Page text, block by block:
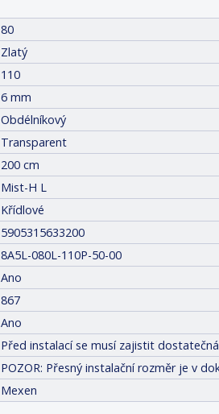
80
Zlatý
110
6 mm
Obdélníkový
Transparent
200 cm
Mist-H L
Křídlové
5905315633200
8A5L-080L-110P-50-00
Ano
867
Ano
Před instalací se musí zajistit
POZOR: Přesný instalační rozměr je v
Mexen